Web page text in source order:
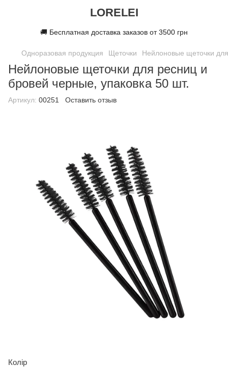
LORELEI
🚚 Бесплатная доставка заказов от 3500 грн
Одноразовая продукция Щеточки Нейлоновые щеточки
Нейлоновые щеточки для ресниц и
бровей черные, упаковка 50 шт.
Артикул: 00251 Оставить отзыв
Колір